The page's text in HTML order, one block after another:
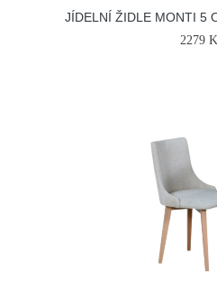
JÍDELNÍ ŽIDLE MONTI 5
2279